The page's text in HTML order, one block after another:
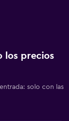
los precios
solo con las